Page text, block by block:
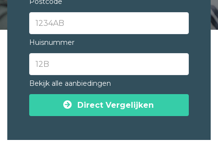
Huisnummer
Bekijk alle aanbiedingen
Direct Vergelijken